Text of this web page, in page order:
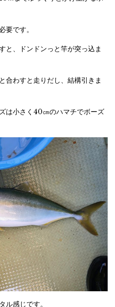
要です。
と、ドンドンっと竿が突っ込ま
合わすと走りだし、結構引きま
は小さく40㎝のハマチでボーズ
ル感じです。